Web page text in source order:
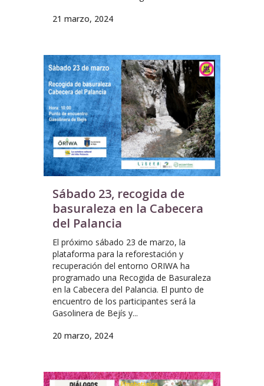
21 marzo, 2024
Sábado 23, recogida de
basuraleza en la Cabecera
del Palancia
El próximo sábado 23 de marzo, la
plataforma para la reforestación y
recuperación del entorno ORIWA ha
programado una Recogida de Basuraleza
en la Cabecera del Palancia. El punto de
encuentro de los participantes será la
Gasolinera de Bejís y...
20 marzo, 2024